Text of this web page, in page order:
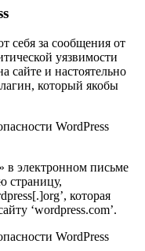
себя за сообщения от
уязвимости
сайте и настоятельно
который якобы
в электронном письме
страницу,
которая
‘wordpress.com’.